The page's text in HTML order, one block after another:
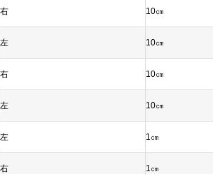
右 10㎝
左 10㎝
右 10㎝
左 10㎝
左 1㎝
右 1㎝